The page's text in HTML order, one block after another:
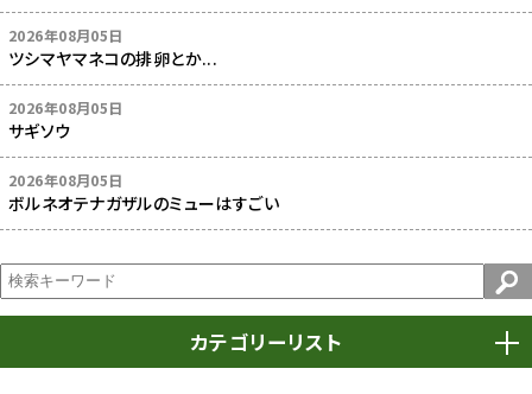
2026年08月05日
ツシマヤマネコの排卵とか...
2026年08月05日
サギソウ
2026年08月05日
ボルネオテナガザルのミューはすごい
カテゴリーリスト